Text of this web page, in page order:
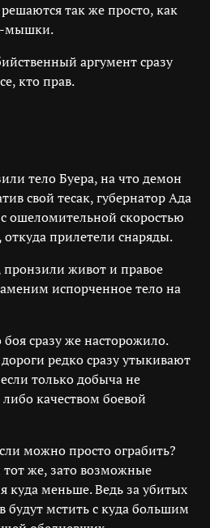
так же просто, как
мышки.
аргумент сразу
кто прав.
тело Буера, на что демон
свой тесак, губернатор Ада
ошеломительной скоростью
откуда прилетели снаряды.
живот и правое
испорченное тело на
сразу же насторожило.
редко сразу утыкивают
только добыча не
качеством боевой
можно просто ограбить?
же, зато возможные
куда меньше. Ведь за убитых
будут мстить с куда большим